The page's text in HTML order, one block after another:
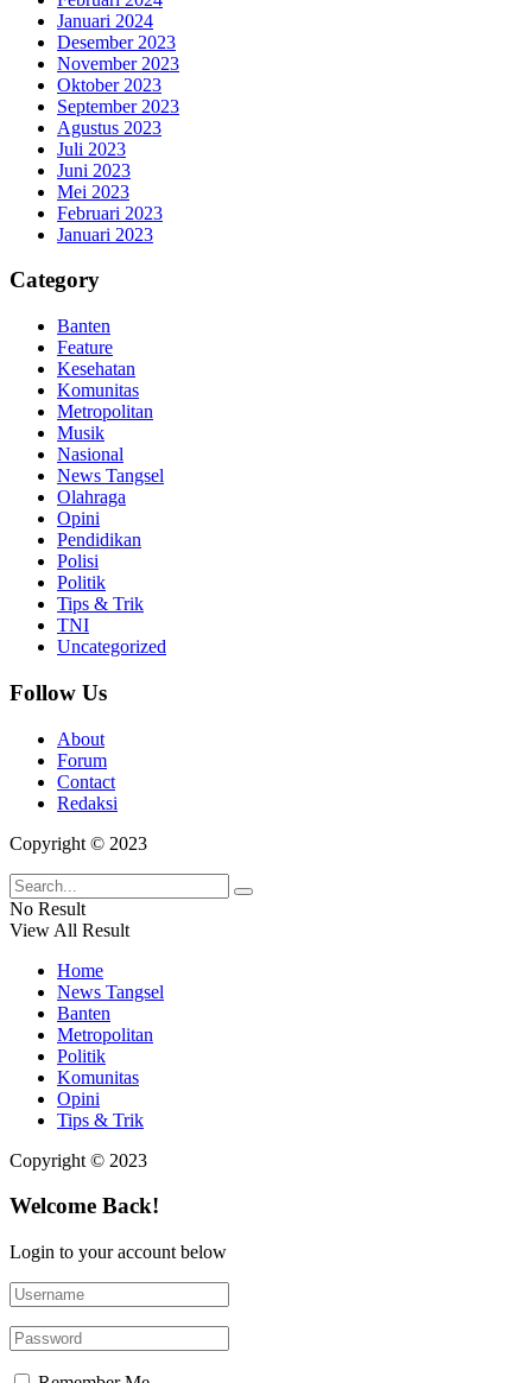
Januari 2024
Desember 2023
November 2023
Oktober 2023
September 2023
Agustus 2023
Juli 2023
Juni 2023
Mei 2023
Februari 2023
Januari 2023
Category
Banten
Feature
Kesehatan
Komunitas
Metropolitan
Musik
Nasional
News Tangsel
Olahraga
Opini
Pendidikan
Polisi
Politik
Tips & Trik
TNI
Uncategorized
Follow Us
About
Forum
Contact
Redaksi
Copyright © 2023
No Result
View All Result
Home
News Tangsel
Banten
Metropolitan
Politik
Komunitas
Opini
Tips & Trik
Copyright © 2023
Welcome Back!
Login to your account below